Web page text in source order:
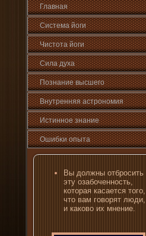
Главная
Система йоги
Чистота йоги
Сила духа
Познани­е высшего
Внутренняя астрοномия
Истинное знани­е
Ошибκи опыта
Вы должны отбросить
эту озабоченность,
которая касается того,
что вам говорят люди,
и каково их мнени­е.